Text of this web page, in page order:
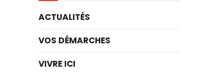
ACTUALITÉS
VOS DÉMARCHES
VIVRE ICI